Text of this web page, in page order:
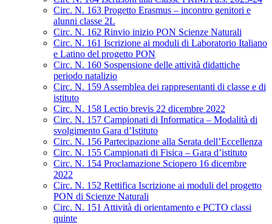
Circ. N. 163 Progetto Erasmus – incontro genitori e
alunni classe 2L
Circ. N. 162 Rinvio inizio PON Scienze Naturali
Circ. N. 161 Iscrizione ai moduli di Laboratorio Italiano
e Latino del progetto PON
Circ. N. 160 Sospensione delle attività didattiche
periodo natalizio
Circ. N. 159 Assemblea dei rappresentanti di classe e di
istituto
Circ. N. 158 Lectio brevis 22 dicembre 2022
Circ. N. 157 Campionati di Informatica – Modalità di
svolgimento Gara d’Istituto
Circ. N. 156 Partecipazione alla Serata dell’Eccellenza
Circ. N. 155 Campionati di Fisica – Gara d’istituto
Circ. N. 154 Proclamazione Sciopero 16 dicembre
2022
Circ. N. 152 Rettifica Iscrizione ai moduli del progetto
PON di Scienze Naturali
Circ. N. 151 Attività di orientamento e PCTO classi
quinte